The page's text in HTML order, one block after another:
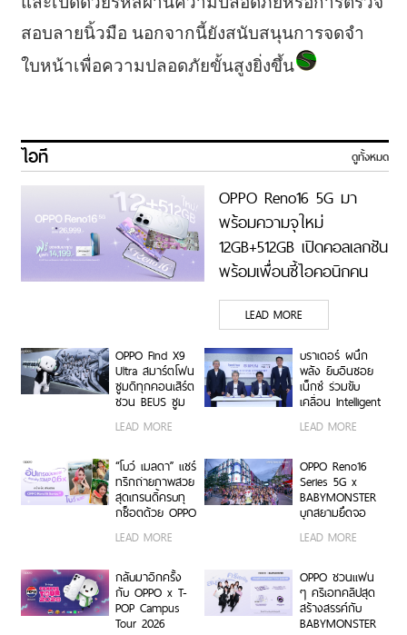
สอบลายนิ้วมือ นอกจากนี้ยังสนับสนุนการจดจำ
ใบหน้าเพื่อความปลอดภัยขั้นสูงยิ่งขึ้น
ไอที ดูทั้งหมด
OPPO Reno16 5G มา
พร้อมความจุใหม่
12GB+512GB เปิดคอลเลกชัน
พร้อมเพื่อนซี้ไอคอนิกคน
ล่าสุด Pingu Limited
Edition เติมความน่ารักทุก
โมเมนต์ เริ่ม 7 ส.ค. 69
LEAD MORE
OPPO Find X9
Ultra สมาร์ตโฟน
ซูมดีทุกคอนเสิร์ต
ชวน BEUS ซูม
ความสนุกสุดคม
BUS LIGHT AS
ONE
LEAD MORE
บราเดอร์ ผนึก
พลัง ยิบอินซอย
เน็กซ์ ร่วมขับ
เคลื่อน Intelligent
Transformation
Platform ยก
ระดับการจัดการ
ข้อมูลสู่ยุค
Digital-First
Enterprise
LEAD MORE
“โบว์ เมลดา” แชร์
ทริกถ่ายภาพสวย
สุดเทรนดี้ครบทุ
กช็อตด้วย OPPO
5G
LEAD MORE
OPPO Reno16
Series 5G x
BABYMONSTER
บุกสยามยึดจอ
บันดาลใจให้ทุก
เองได้เต็มที่ ผ่าน
OPPO K-POP
Star Random
Dance พร้อม
LEAD MORE
กลับมาอีกครั้ง
กับ OPPO x T-
POP Campus
Tour 2026
OPPO ชวนแฟน
ๆ ครีเอทคลิปสุด
สร้างสรรค์กับ
BABYMONSTER